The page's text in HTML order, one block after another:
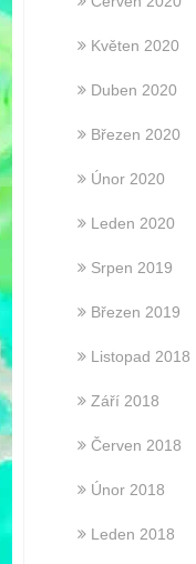
Květen 2020
Duben 2020
Březen 2020
Únor 2020
Leden 2020
Srpen 2019
Březen 2019
Listopad 2018
Září 2018
Červen 2018
Únor 2018
Leden 2018